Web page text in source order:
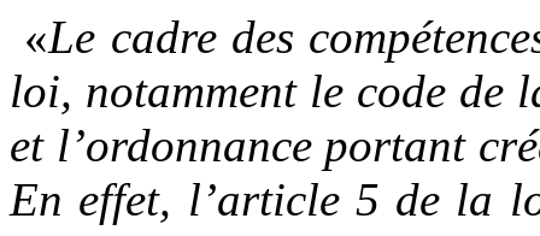
«Le cadre des
loi, notamment le code de
et l’ordonnance portant
En effet, l’article 5 de la